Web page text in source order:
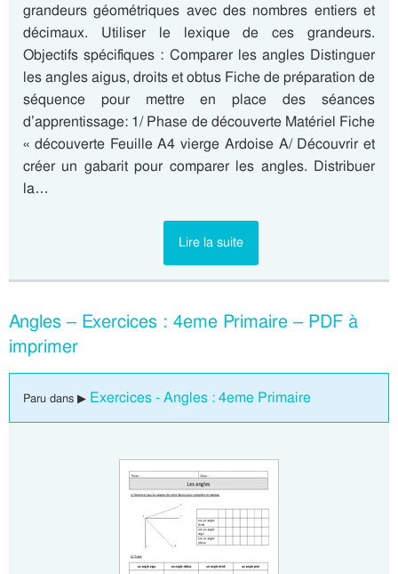
grandeurs géométriques avec des nombres entiers et
décimaux. Utiliser le lexique de ces grandeurs.
Objectifs spécifiques : Comparer les angles Distinguer
les angles aigus, droits et obtus Fiche de préparation de
séquence pour mettre en place des séances
d’apprentissage: 1/ Phase de découverte Matériel Fiche
« découverte Feuille A4 vierge Ardoise A/ Découvrir et
créer un gabarit pour comparer les angles. Distribuer
la…
Lire la suite
Angles – Exercices : 4eme Primaire – PDF à
imprimer
Paru dans ▶ Exercices - Angles : 4eme Primaire